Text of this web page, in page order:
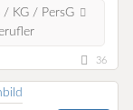
KG / PersG
36